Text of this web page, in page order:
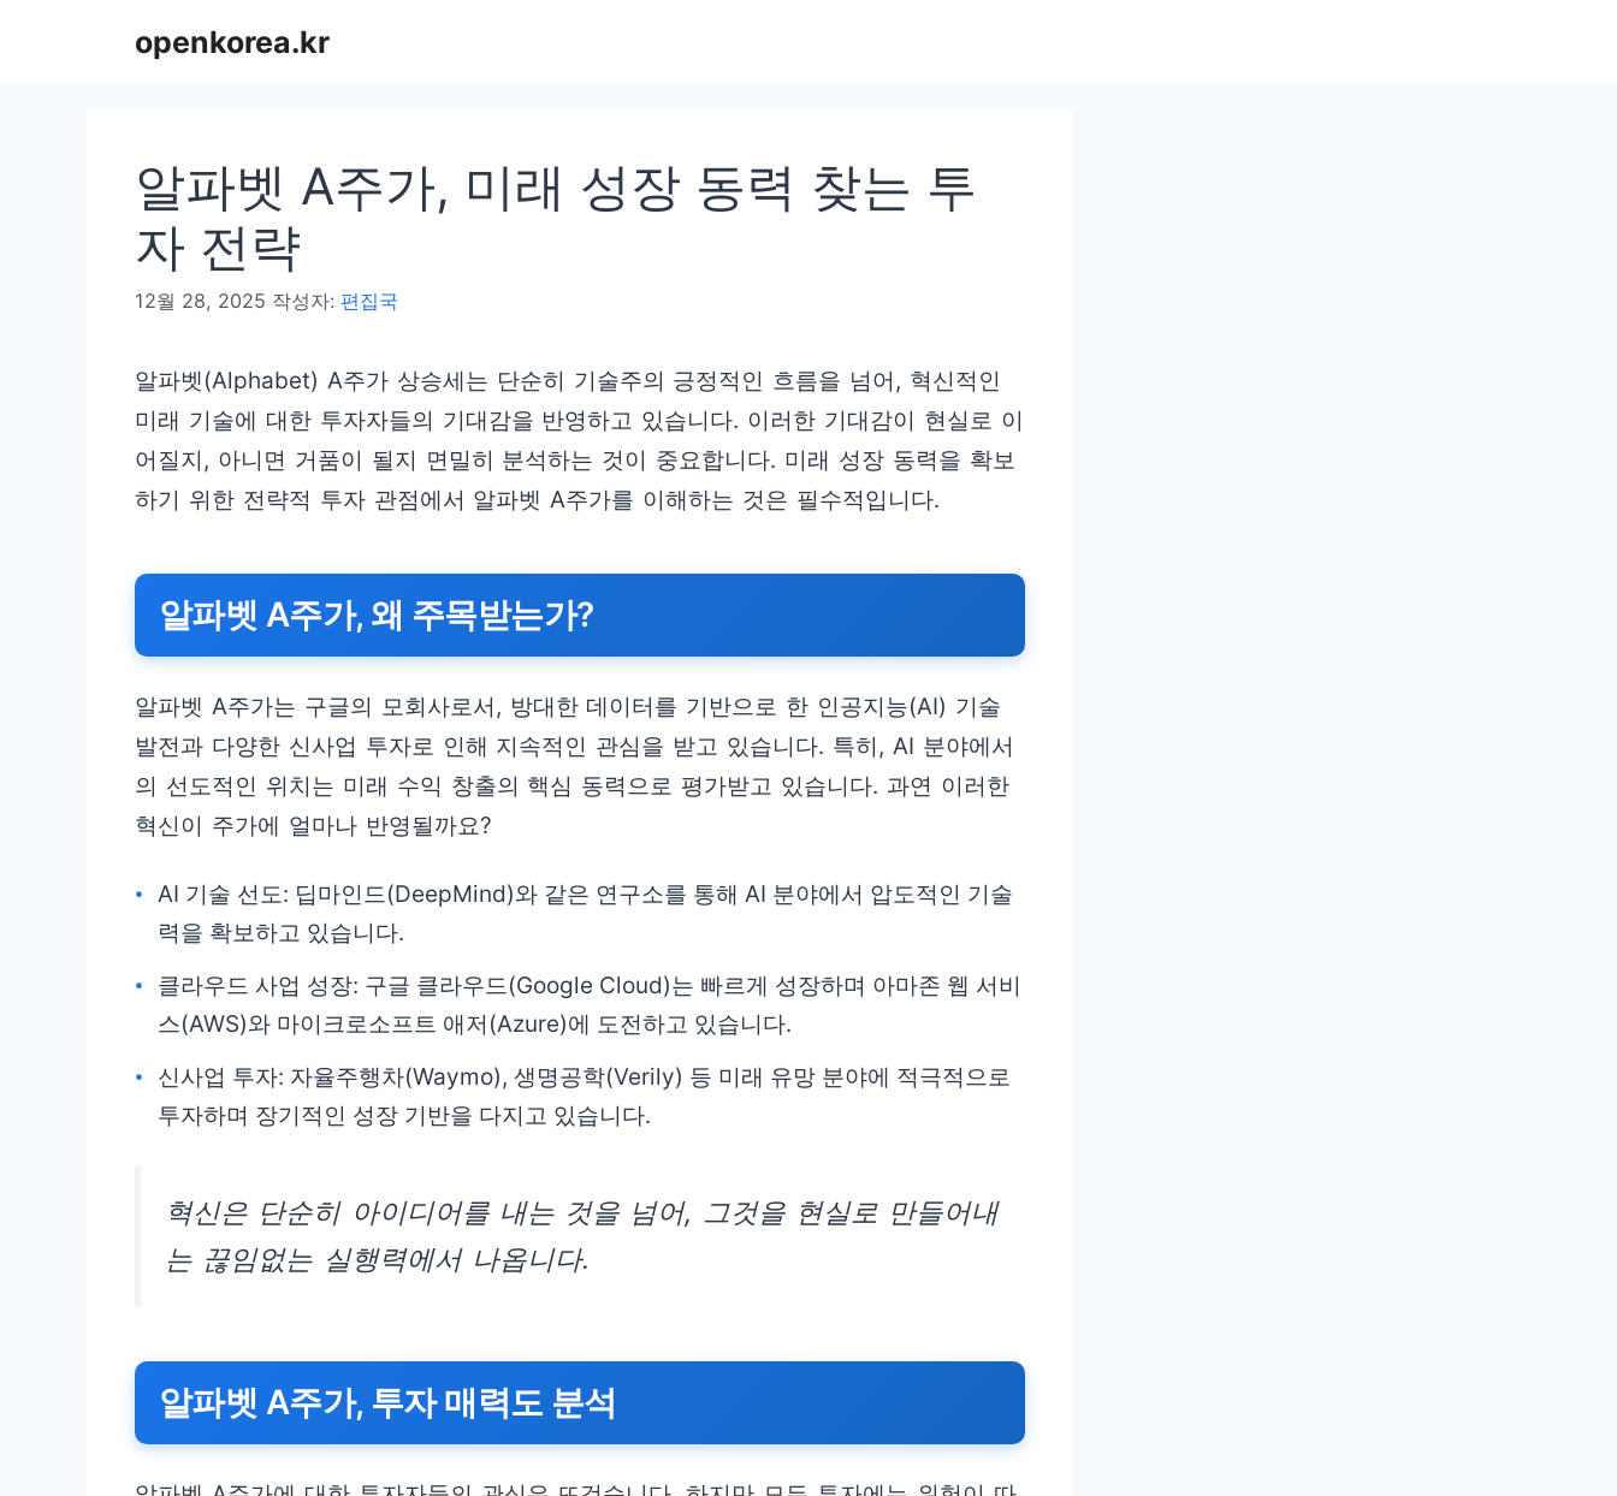
openkorea.kr
알파벳 A주가, 미래 성장 동력 찾는 투
자 전략
12월 28, 2025 작성자: 편집국
알파벳(Alphabet) A주가 상승세는 단순히 기술주의 긍정적인 흐름을 넘어, 혁신적인
미래 기술에 대한 투자자들의 기대감을 반영하고 있습니다. 이러한 기대감이 현실로 이
어질지, 아니면 거품이 될지 면밀히 분석하는 것이 중요합니다. 미래 성장 동력을 확보
하기 위한 전략적 투자 관점에서 알파벳 A주가를 이해하는 것은 필수적입니다.
알파벳 A주가, 왜 주목받는가?
알파벳 A주가는 구글의 모회사로서, 방대한 데이터를 기반으로 한 인공지능(AI) 기술
발전과 다양한 신사업 투자로 인해 지속적인 관심을 받고 있습니다. 특히, AI 분야에서
의 선도적인 위치는 미래 수익 창출의 핵심 동력으로 평가받고 있습니다. 과연 이러한
혁신이 주가에 얼마나 반영될까요?
AI 기술 선도: 딥마인드(DeepMind)와 같은 연구소를 통해 AI 분야에서 압도적인 기술
력을 확보하고 있습니다.
클라우드 사업 성장: 구글 클라우드(Google Cloud)는 빠르게 성장하며 아마존 웹 서비
스(AWS)와 마이크로소프트 애저(Azure)에 도전하고 있습니다.
신사업 투자: 자율주행차(Waymo), 생명공학(Verily) 등 미래 유망 분야에 적극적으로
투자하며 장기적인 성장 기반을 다지고 있습니다.
혁신은 단순히 아이디어를 내는 것을 넘어, 그것을 현실로 만들어내
는 끊임없는 실행력에서 나옵니다.
알파벳 A주가, 투자 매력도 분석